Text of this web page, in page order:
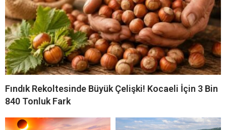
Fındık Rekoltesinde Büyük Çelişki! Kocaeli İçin 3 Bin
840 Tonluk Fark